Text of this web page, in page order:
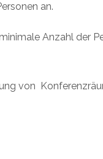
an.
Anzahl der
von